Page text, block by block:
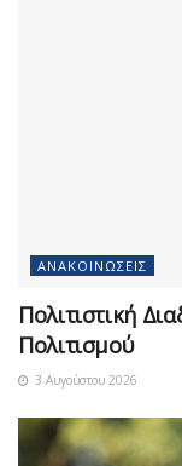
ΑΝΑΚΟΙΝΏΣΕΙΣ
Πολιτιστική
Πολιτισμού
3 Αυγούστου 2026